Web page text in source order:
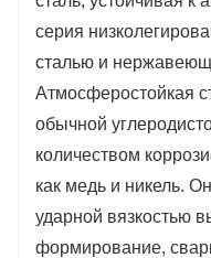
серия
сталью и
Атмосферостойкая
обычной
количеством
как медь и никель.
ударной вязкостью
формирование,